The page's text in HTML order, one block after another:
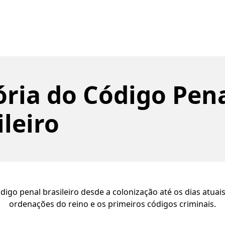
do Código
penal brasileiro desde a colonização até os dias
ordenações do reino e os primeiros códigos criminais.